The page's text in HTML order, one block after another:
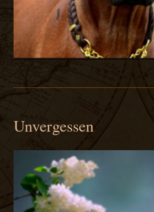
Unvergessen